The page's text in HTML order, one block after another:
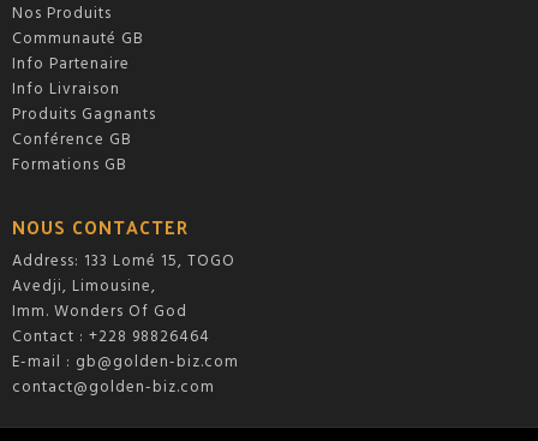
Nos Produits
Communauté GB
Info Partenaire
Info Livraison
Produits Gagnants
Conférence GB
Formations GB
NOUS CONTACTER
Address: 133 Lomé 15, TOGO
Avedji, Limousine,
Imm. Wonders Of God
Contact : +228 98826464
E-mail : gb@golden-biz.com
contact@golden-biz.com